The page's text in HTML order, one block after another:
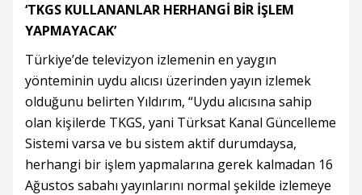
‘TKGS KULLANANLAR HERHANGİ BİR İŞLEM
YAPMAYACAK’
Türkiye’de televizyon izlemenin en yaygın
yönteminin uydu alıcısı üzerinden yayın izlemek
olduğunu belirten Yıldırım, “Uydu alıcısına sahip
olan kişilerde TKGS, yani Türksat Kanal Güncelleme
Sistemi varsa ve bu sistem aktif durumdaysa,
herhangi bir işlem yapmalarına gerek kalmadan 16
Ağustos sabahı yayınlarını normal şekilde izlemeye